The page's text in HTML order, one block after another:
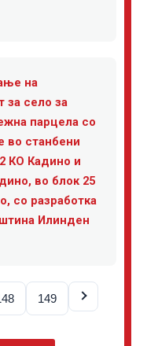
на
за село за
парцела со
во станбени
КО Кадино и
во блок 25
со разработка
Илинден
149